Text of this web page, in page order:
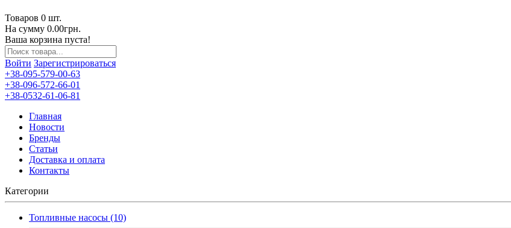
Товаров 0 шт.
На сумму 0.00грн.
Ваша корзина пуста!
Войти Зарегистрироваться
+38-095-579-00-63
+38-096-572-66-01
+38-0532-61-06-81
Главная
Новости
Бренды
Статьи
Доставка и оплата
Контакты
Категории
Топливные насосы (10)